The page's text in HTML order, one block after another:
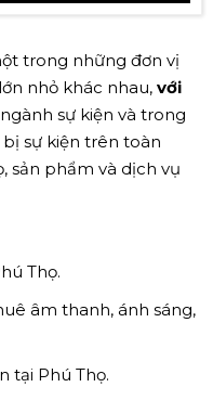
trong những đơn vị
nhỏ khác nhau, với
sự kiện và trong
sự kiện trên toàn
sản phẩm và dịch vụ
Thọ.
âm thanh, ánh sáng,
tại Phú Thọ.